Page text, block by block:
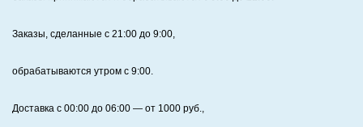
Заказы, сделанные с 21:00 до 9:00,
обрабатываются утром с 9:00.
Доставка с 00:00 до 06:00 — от 1000 руб.,